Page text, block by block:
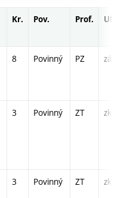
Kr. Pov. Prof. Uk.
8 Povinný PZ zá
3 Povinný ZT zk
3 Povinný ZT zk